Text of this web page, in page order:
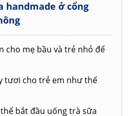
handmade ở cổng
cho mẹ bầu và trẻ nhỏ để
tươi cho trẻ em như thế
bắt đầu uống trà sữa